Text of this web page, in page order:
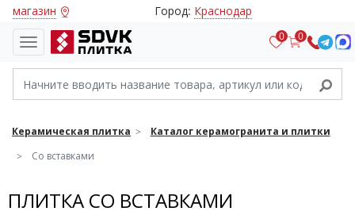
магазин Город: Краснодар
0 0
Керамическая плитка
Каталог керамогранита и плитки
Со вставками
ПЛИТКА СО ВСТАВКАМИ